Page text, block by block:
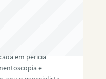
em perícia
e